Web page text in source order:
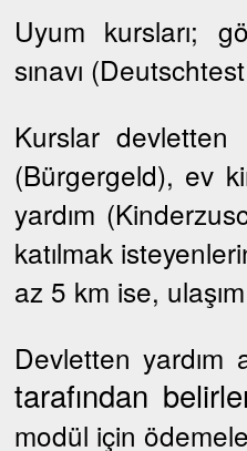
Uyum kursları;
sınavı
Kurslar
(Bürgergeld), ev
yardım
katılmak
az 5 km ise,
Devletten
tarafından
modül için